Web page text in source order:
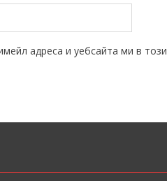
адреса и уебсайта ми в този